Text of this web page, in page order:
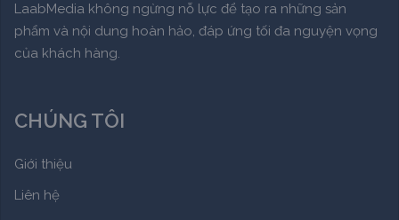
LaabMedia không ngừng nỗ lực để tạo ra những sản
phẩm và nội dung hoàn hảo, đáp ứng tối đa nguyện vọng
của khách hàng.
CHÚNG TÔI
Giới thiệu
Liên hệ